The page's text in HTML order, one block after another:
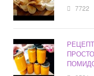
7722